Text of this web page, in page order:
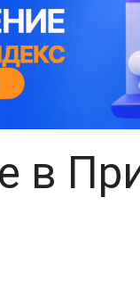
в